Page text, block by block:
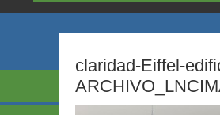
claridad-Eiffel-